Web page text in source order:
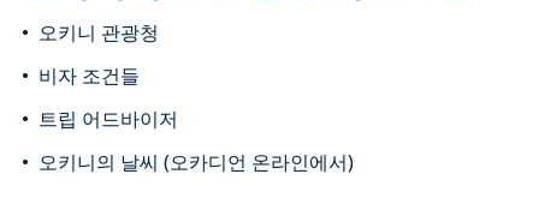
오키니 관광청
비자 조건들
트립 어드바이저
오키니의 날씨 (오카디언 온라인에서)